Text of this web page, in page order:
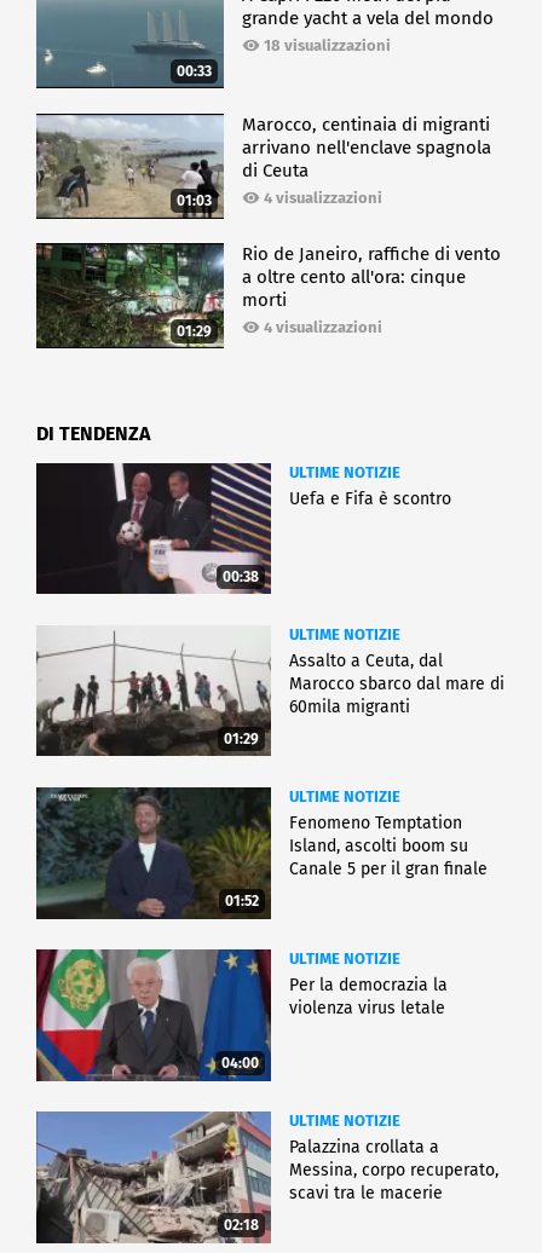
00:33
grande yacht a vela del mondo
18 visualizzazioni
01:03
Marocco, centinaia di migranti
arrivano nell'enclave spagnola
di Ceuta
4 visualizzazioni
01:29
Rio de Janeiro, raffiche di vento
a oltre cento all'ora: cinque
morti
4 visualizzazioni
DI TENDENZA
00:38
ULTIME NOTIZIE
Uefa e Fifa è scontro
01:29
ULTIME NOTIZIE
Assalto a Ceuta, dal
Marocco sbarco dal mare di
60mila migranti
01:52
ULTIME NOTIZIE
Fenomeno Temptation
Island, ascolti boom su
Canale 5 per il gran finale
04:00
ULTIME NOTIZIE
Per la democrazia la
violenza virus letale
02:18
ULTIME NOTIZIE
Palazzina crollata a
Messina, corpo recuperato,
scavi tra le macerie